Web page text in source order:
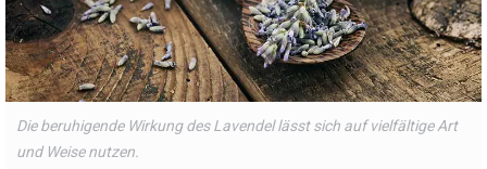
Die beruhigende Wirkung des Lavendel lässt sich auf vielfältige Art
und Weise nutzen.